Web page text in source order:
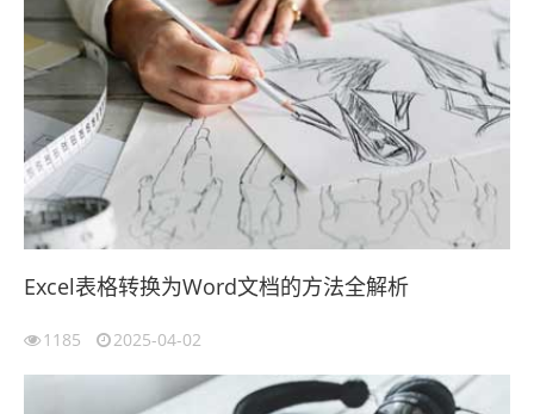
Excel表格转换为Word文档的方法全解析
1185 2025-04-02